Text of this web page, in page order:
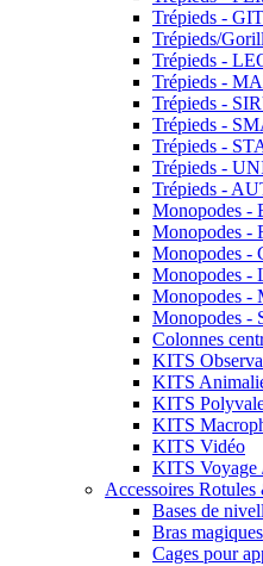
Trépieds -
Trépieds/
Trépieds -
Trépieds -
Trépieds -
Trépieds -
Trépieds -
Trépieds -
Trépieds -
Monopodes -
Monopodes -
Monopodes -
Monopodes -
Monopodes
Monopodes -
Colonnes
KITS
KITS
KITS
KITS
KITS Vidéo
KITS Voyage
Accessoires
Bases de
Bras magiques
Cages pour